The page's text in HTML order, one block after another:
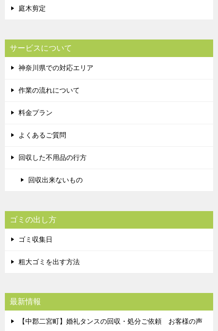
庭木剪定
サービスについて
神奈川県での対応エリア
作業の流れについて
料金プラン
よくあるご質問
回収した不用品の行方
回収出来ないもの
ゴミの出し方
ゴミ収集日
粗大ゴミを出す方法
最新情報
【中郡二宮町】婚礼タンスの回収・処分ご依頼 お客様の声